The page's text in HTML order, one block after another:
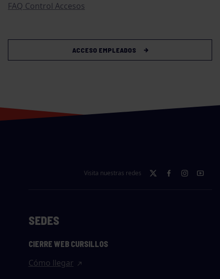
FAQ Control Accesos
ACCESO EMPLEADOS
Visita nuestras redes
SEDES
CIERRE WEB CURSILLOS
Cómo llegar